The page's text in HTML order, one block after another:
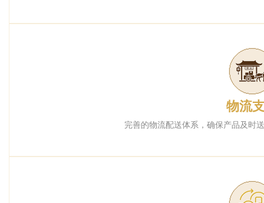
物流
完善的物流配送体系，确保产品及时